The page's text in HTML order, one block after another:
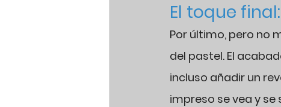
El toque
Por último, pero no
del pastel. El
incluso añadir un
impreso se vea y